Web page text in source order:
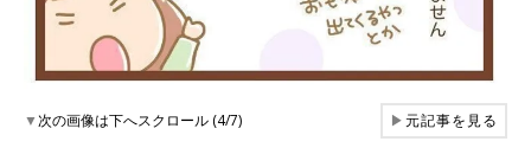
▼次の画像は下へスクロール (4/7) ▶元記事を見る